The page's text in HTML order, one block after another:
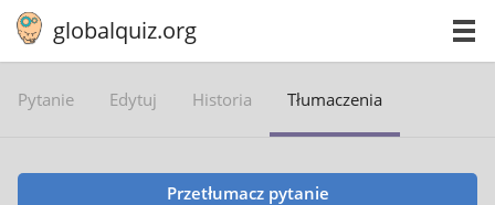
globalquiz.org
Pytanie Edytuj Historia Tłumaczenia
Przetłumacz pytanie